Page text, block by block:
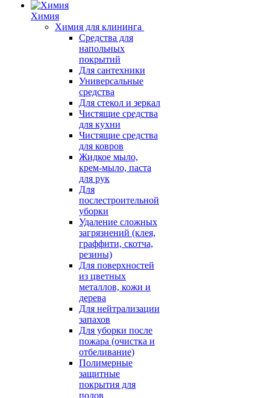
Химия
Химия для клининга
Средства для
напольных
покрытий
Для сантехники
Универсальные
средства
Для стекол и зеркал
Чистящие средства
для кухни
Чистящие средства
для ковров
Жидкое мыло,
крем-мыло, паста
для рук
Для
послестроительной
уборки
Удаление сложных
загрязнений (клея,
граффити, скотча,
резины)
Для поверхностей
из цветных
металлов, кожи и
дерева
Для нейтрализации
запахов
Для уборки после
пожара (очистка и
отбеливание)
Полимерные
защитные
покрытия для
полов